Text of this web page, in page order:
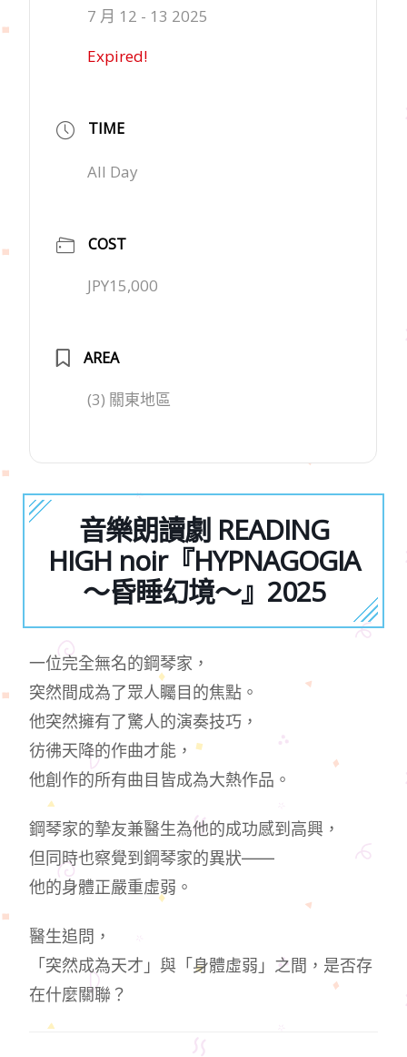
7 月 12 - 13 2025
Expired!
TIME
All Day
COST
JPY15,000
AREA
(3) 關東地區
音樂朗讀劇 READING
HIGH noir『HYPNAGOGIA
～昏睡幻境～』2025
一位完全無名的鋼琴家，
突然間成為了眾人矚目的焦點。
他突然擁有了驚人的演奏技巧，
彷彿天降的作曲才能，
他創作的所有曲目皆成為大熱作品。
鋼琴家的摯友兼醫生為他的成功感到高興，
但同時也察覺到鋼琴家的異狀——
他的身體正嚴重虛弱。
醫生追問，
「突然成為天才」與「身體虛弱」之間，是否存
在什麼關聯？